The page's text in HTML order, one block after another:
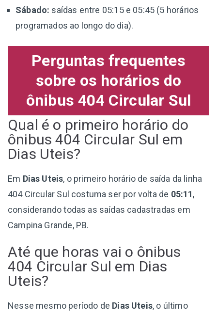
Sábado: saídas entre 05:15 e 05:45 (5 horários
programados ao longo do dia).
Perguntas frequentes
sobre os horários do
ônibus 404 Circular Sul
Qual é o primeiro horário do
ônibus 404 Circular Sul em
Dias Uteis?
Em Dias Uteis, o primeiro horário de saída da linha
404 Circular Sul costuma ser por volta de 05:11,
considerando todas as saídas cadastradas em
Campina Grande, PB.
Até que horas vai o ônibus
404 Circular Sul em Dias
Uteis?
Nesse mesmo período de Dias Uteis, o último